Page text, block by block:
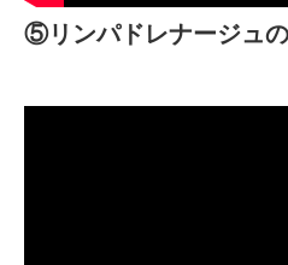
⑤リンパドレナージュ